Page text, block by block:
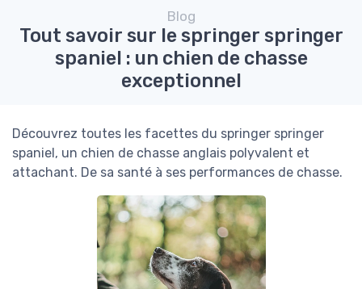
Blog
Tout savoir sur le springer springer
spaniel : un chien de chasse
exceptionnel
Découvrez toutes les facettes du springer springer
spaniel, un chien de chasse anglais polyvalent et
attachant. De sa santé à ses performances de chasse.